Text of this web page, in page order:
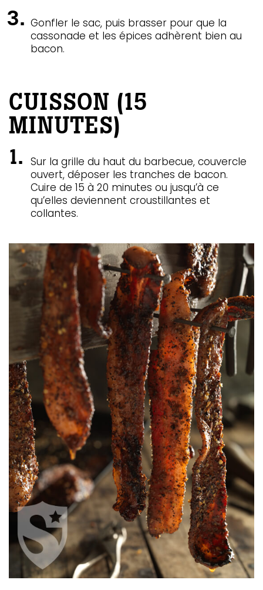
Gonfler le sac, puis brasser pour que la
cassonade et les épices adhèrent bien au
bacon.
CUISSON (15
MINUTES)
Sur la grille du haut du barbecue, couvercle
ouvert, déposer les tranches de bacon.
Cuire de 15 à 20 minutes ou jusqu’à ce
qu’elles deviennent croustillantes et
collantes.